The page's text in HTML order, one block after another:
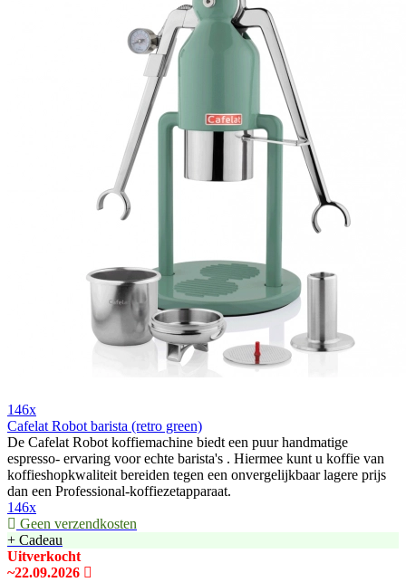
146x
Cafelat Robot barista (retro green)
De Cafelat Robot koffiemachine biedt een puur handmatige
espresso- ervaring voor echte barista's . Hiermee kunt u koffie van
koffieshopkwaliteit bereiden tegen een onvergelijkbaar lagere prijs
dan een Professional-koffiezetapparaat.
146x
Geen verzendkosten
+ Cadeau
Uitverkocht
~22.09.2026